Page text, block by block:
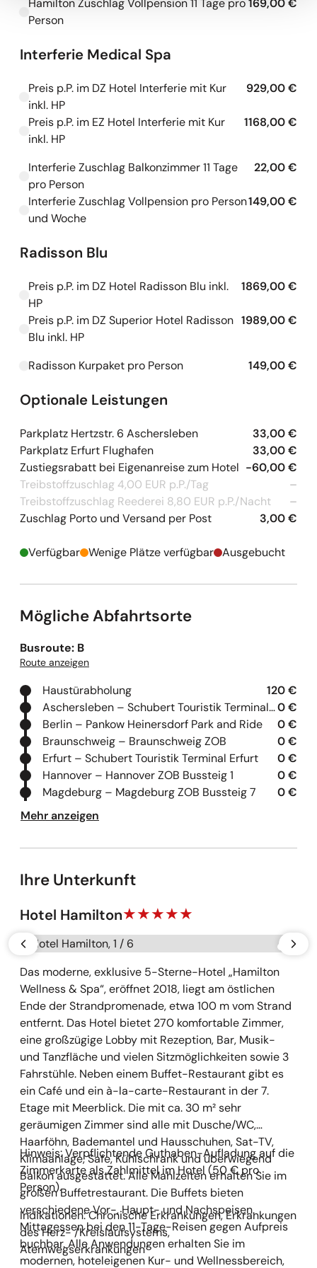
Kapazitäten werden geladen
Hamilton Zuschlag Vollpension 11 Tage pro
Person
169,00 €
Interferie Medical Spa
Kapazitäten werden geladen
Preis p.P. im DZ Hotel Interferie mit Kur
inkl. HP
929,00 €
Kapazitäten werden geladen
Preis p.P. im EZ Hotel Interferie mit Kur
inkl. HP
1168,00 €
Kapazitäten werden geladen
Interferie Zuschlag Balkonzimmer 11 Tage
pro Person
22,00 €
Kapazitäten werden geladen
Interferie Zuschlag Vollpension pro Person
und Woche
149,00 €
Radisson Blu
Kapazitäten werden geladen
Preis p.P. im DZ Hotel Radisson Blu inkl.
HP
1869,00 €
Kapazitäten werden geladen
Preis p.P. im DZ Superior Hotel Radisson
Blu inkl. HP
1989,00 €
Kapazitäten werden geladen
Radisson Kurpaket pro Person 149,00 €
Optionale Leistungen
Parkplatz Hertzstr. 6 Aschersleben
33,00 €
Parkplatz Erfurt Flughafen
33,00 €
Zustiegsrabatt bei Eigenanreise zum Hotel -60,00 €
Treibstoffzuschlag 4,00 EUR p.P./Tag
–
Treibstoffzuschlag Reederei 8,80 EUR p.P./Nacht
–
Zuschlag Porto und Versand per Post
3,00 €
Verfügbar Wenige Plätze verfügbar Ausgebucht
Mögliche Abfahrtsorte
Busroute: B
Route anzeigen
Haustürabholung
120 €
Aschersleben – Schubert Touristik Terminal Aschersleben0 €
Berlin – Pankow Heinersdorf Park and Ride
0 €
Braunschweig – Braunschweig ZOB
0 €
Erfurt – Schubert Touristik Terminal Erfurt
0 €
Hannover – Hannover ZOB Bussteig 1
0 €
Magdeburg – Magdeburg ZOB Bussteig 7
0 €
Mehr anzeigen
Ihre Unterkunft
Hotel Hamilton
Galerie überspringen
vorherige
Das moderne, exklusive 5-Sterne-Hotel „Hamilton
Wellness & Spa“, eröffnet 2018, liegt am östlichen
Ende der Strandpromenade, etwa 100 m vom Strand
entfernt. Das Hotel bietet 270 komfortable Zimmer,
eine großzügige Lobby mit Rezeption, Bar, Musik-
und Tanzfläche und vielen Sitzmöglichkeiten sowie 3
Fahrstühle. Neben einem Buffet-Restaurant gibt es
ein Café und ein à-la-carte-Restaurant in der 7.
Etage mit Meerblick. Die mit ca. 30 m² sehr
geräumigen Zimmer sind alle mit Dusche/WC,
Haarföhn, Bademantel und Hausschuhen, Sat-TV,
Klimaanlage, Safe, Kühlschrank und überwiegend
Balkon ausgestattet. Alle Mahlzeiten erhalten Sie im
großen Buffetrestaurant. Die Buffets bieten
verschiedene Vor-, Haupt- und Nachspeisen.
Mittagessen bei den 11-Tage-Reisen gegen Aufpreis
buchbar. Alle Anwendungen erhalten Sie im
modernen, hoteleigenen Kur- und Wellnessbereich,
Hinweis: Verpflichtende Guthaben-Aufladung auf die
Zimmerkarte als Zahlmittel im Hotel (50 € pro
Person).
Indikationen: Chronische Erkrankungen, Erkrankungen
des Herz- /Kreislaufsystems,
Atemwegserkrankungen